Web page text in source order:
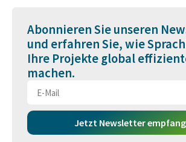
Abonnieren Sie unseren
und erfahren Sie, wie
Ihre Projekte global
machen.
Jetzt Newsletter